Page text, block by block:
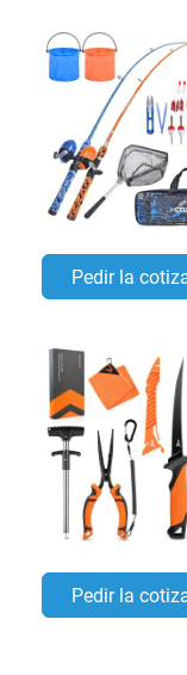
Pedir la
Pedir la